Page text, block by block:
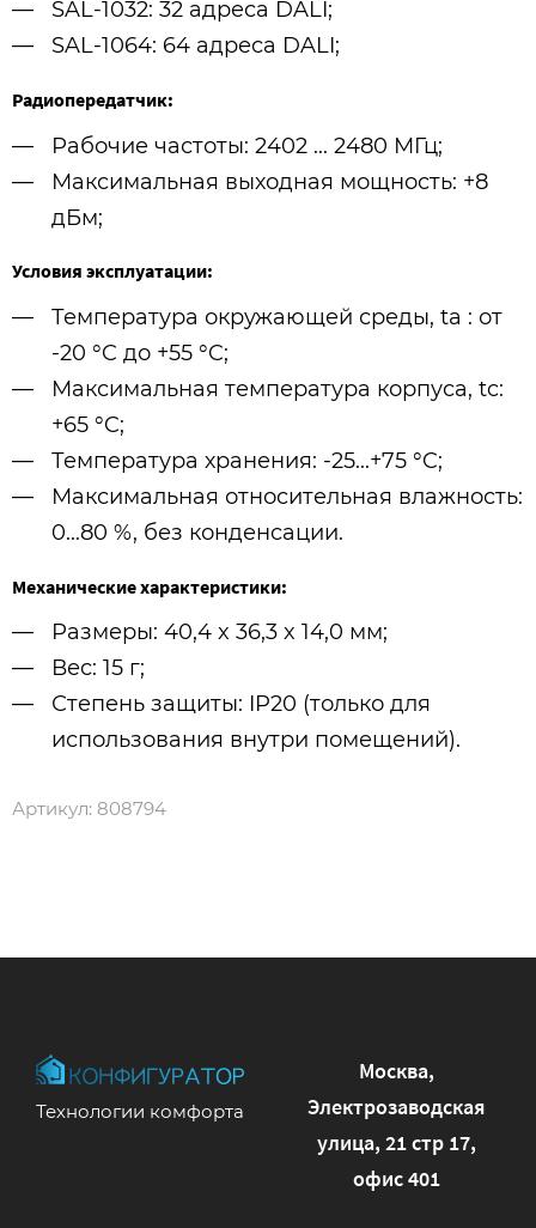
SAL-1032: 32 адреса DALI;
SAL-1064: 64 адреса DALI;
Радиопередатчик:
Рабочие частоты: 2402 ... 2480 МГц;
Максимальная выходная мощность: +8
дБм;
Условия эксплуатации:
Температура окружающей среды, ta : от
-20 °C до +55 °C;
Максимальная температура корпуса, tc:
+65 °C;
Температура хранения: -25...+75 °C;
Максимальная относительная влажность:
0...80 %, без конденсации.
Механические характеристики:
Размеры: 40,4 x 36,3 x 14,0 мм;
Вес: 15 г;
Степень защиты: IP20 (только для
использования внутри помещений).
Артикул: 808794
Технологии комфорта
Москва,
Электрозаводская
улица, 21 стр 17,
офис 401